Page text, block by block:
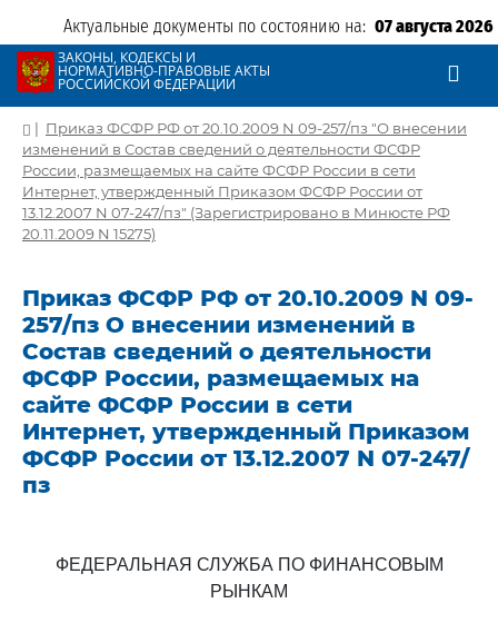
Актуальные документы по состоянию на: 07 августа 2026
ЗАКОНЫ, КОДЕКСЫ И
НОРМАТИВНО-ПРАВОВЫЕ АКТЫ
РОССИЙСКОЙ ФЕДЕРАЦИИ
| Приказ ФСФР РФ от 20.10.2009 N 09-257/пз "О внесении
изменений в Состав сведений о деятельности ФСФР
России, размещаемых на сайте ФСФР России в сети
Интернет, утвержденный Приказом ФСФР России от
13.12.2007 N 07-247/пз" (Зарегистрировано в Минюсте РФ
20.11.2009 N 15275)
Приказ ФСФР РФ от 20.10.2009 N 09-
257/пз О внесении изменений в
Состав сведений о деятельности
ФСФР России, размещаемых на
сайте ФСФР России в сети
Интернет, утвержденный Приказом
ФСФР России от 13.12.2007 N 07-247/
пз
ФЕДЕРАЛЬНАЯ СЛУЖБА ПО ФИНАНСОВЫМ
РЫНКАМ